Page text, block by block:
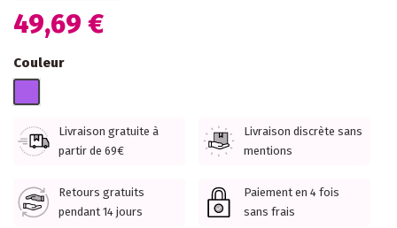
49,69 €
Couleur
Livraison gratuite à
partir de 69€
Livraison discrète sans
mentions
Retours gratuits
pendant 14 jours
Paiement en 4 fois
sans frais